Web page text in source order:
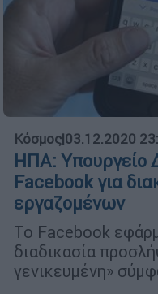
Κόσμος|03.12.2020
ΗΠΑ: Yπουργείο
Facebook για
εργαζομένων
Το Facebook
διαδικασία
γενικευμένη»